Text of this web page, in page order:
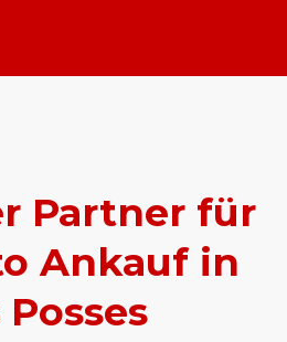
Partner für
Ankauf in
Posses